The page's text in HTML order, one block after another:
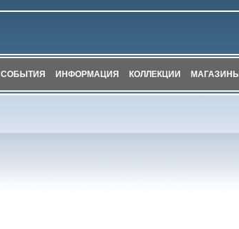
СОБЫТИЯ ИНФОРМАЦИЯ КОЛЛЕКЦИИ МАГАЗИНЫ